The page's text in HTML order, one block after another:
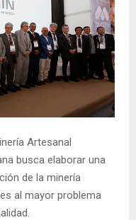
Artesanal
busca elaborar una
de la minería
al mayor problema